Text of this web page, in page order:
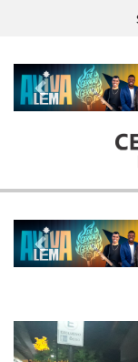
Previous
Previous